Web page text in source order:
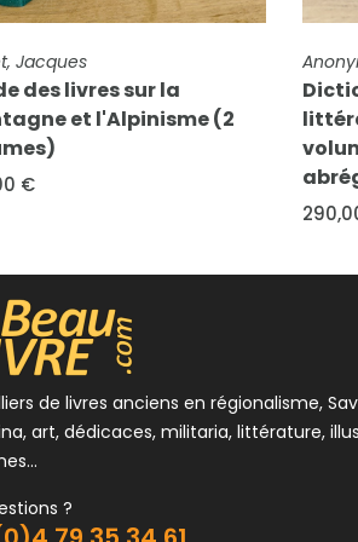
COMPLÈTE
(Abbé Pierre Barral)
historique,
et critique (6
contenant une idée
de la Vie...
FICHE
10,00
de livres anciens en régionalisme,
art, dédicaces, militaria, littérature,
?